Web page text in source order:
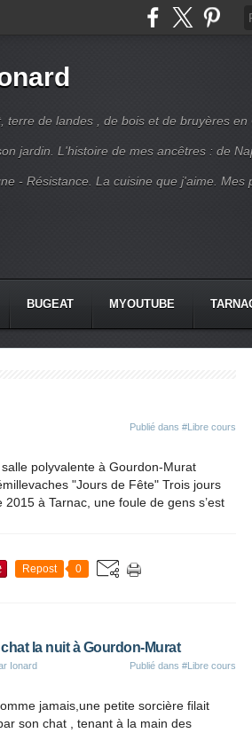
de landes , de bois et de bruyères en
jardin. L'histoire de mes ancêtres : de
- Résistance. La cuisine que j'aime. Mes
BUGEAT MYOUTUBE
Publié dans #Libre cours
polyvalente à Gourdon-Murat
"Jours de Fête" Trois jours
à Tarnac, une foule de gens s’est
Repost 0
la nuit à Gourdon-Murat
Ionard Publié dans #Libre cours
jamais,une petite sorcière filait
son chat , tenant à la main des